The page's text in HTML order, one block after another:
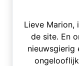
Lieve Marion,
de site. En
nieuwsgierig